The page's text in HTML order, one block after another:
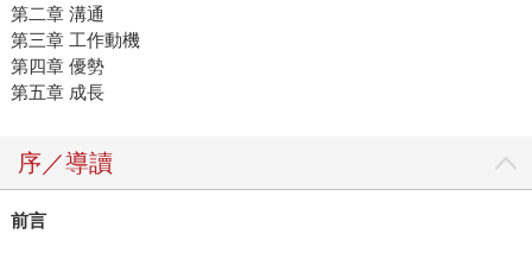
第二章 溝通
第三章 工作動機
第四章 優勢
第五章 成長
序／導讀
前言